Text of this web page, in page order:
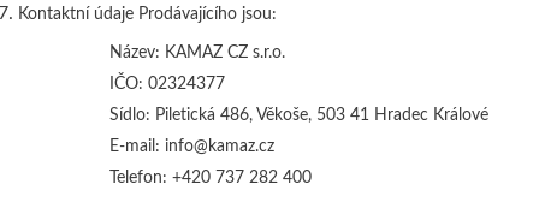
Kontaktní údaje Prodávajícího jsou:
Název: KAMAZ CZ s.r.o.
IČO: 02324377
Sídlo: Piletická 486, Věkoše, 503 41 Hradec Králové
E-mail: info@kamaz.cz
Telefon: +420 737 282 400